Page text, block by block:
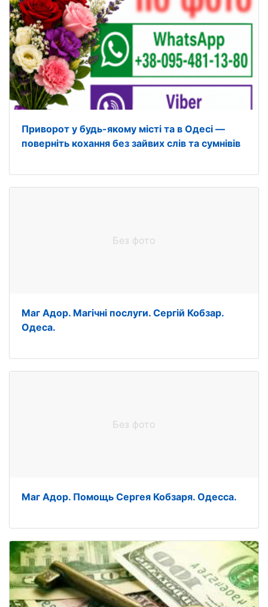
Приворот у будь-якому місті та в Одесі —
поверніть кохання без зайвих слів та сумнівів
Без фото
Маг Адор. Магічні послуги. Сергій Кобзар.
Одеса.
Без фото
Маг Адор. Помощь Сергея Кобзаря. Одесса.